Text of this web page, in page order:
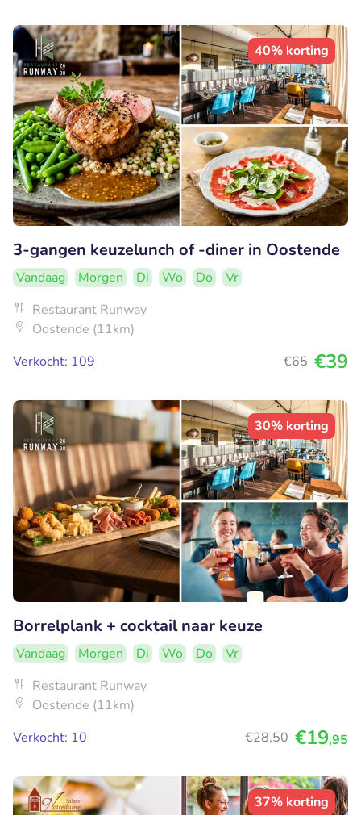
40% korting
3-gangen keuzelunch of -diner in Oostende
Vandaag Morgen Di Wo Do
Vr
Restaurant Runway
Oostende (11km)
Verkocht: 109
€65 €39
30% korting
Borrelplank + cocktail naar keuze
Vandaag Morgen Di Wo Do
Vr
Restaurant Runway
Oostende (11km)
Verkocht: 10
€28,50 €19,95
37% korting